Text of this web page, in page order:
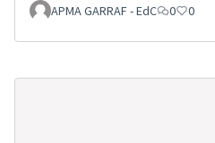
APMA GARRAF - EdC
0 0